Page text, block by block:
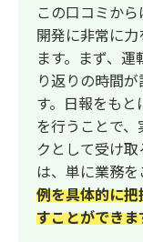
この口コミか
開発に非常に
ます。まず、
り返りの時間
す。日報をも
を行うことで
クとして受け
は、単に業務を
例を具体的に
すことができま